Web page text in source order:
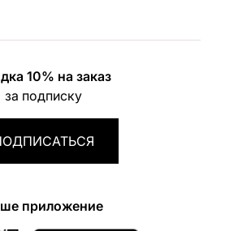
10% на заказ
за подписку
приложение